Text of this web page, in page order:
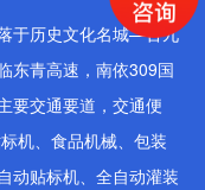
于历史文化名城—古九
东青高速，南依309国
要交通要道，交通便
、食品机械、包装
动贴标机、全自动灌装